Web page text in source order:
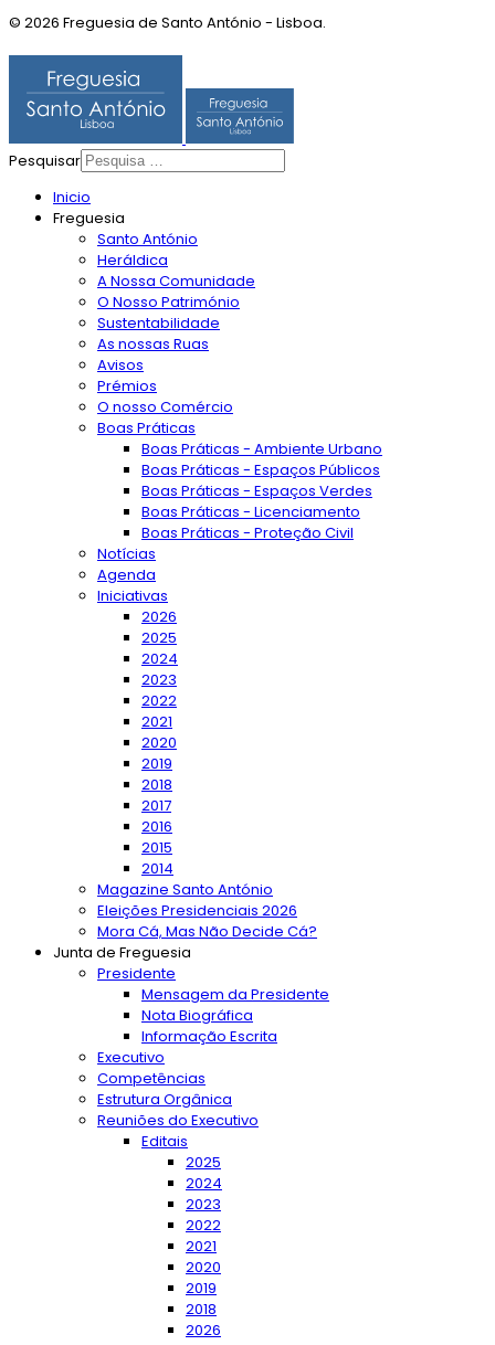
© 2026 Freguesia de Santo António - Lisboa.
Pesquisar
Inicio
Freguesia
Santo António
Heráldica
A Nossa Comunidade
O Nosso Património
Sustentabilidade
As nossas Ruas
Avisos
Prémios
O nosso Comércio
Boas Práticas
Boas Práticas - Ambiente Urbano
Boas Práticas - Espaços Públicos
Boas Práticas - Espaços Verdes
Boas Práticas - Licenciamento
Boas Práticas - Proteção Civil
Notícias
Agenda
Iniciativas
2026
2025
2024
2023
2022
2021
2020
2019
2018
2017
2016
2015
2014
Magazine Santo António
Eleições Presidenciais 2026
Mora Cá, Mas Não Decide Cá?
Junta de Freguesia
Presidente
Mensagem da Presidente
Nota Biográfica
Informação Escrita
Executivo
Competências
Estrutura Orgânica
Reuniões do Executivo
Editais
2025
2024
2023
2022
2021
2020
2019
2018
2026